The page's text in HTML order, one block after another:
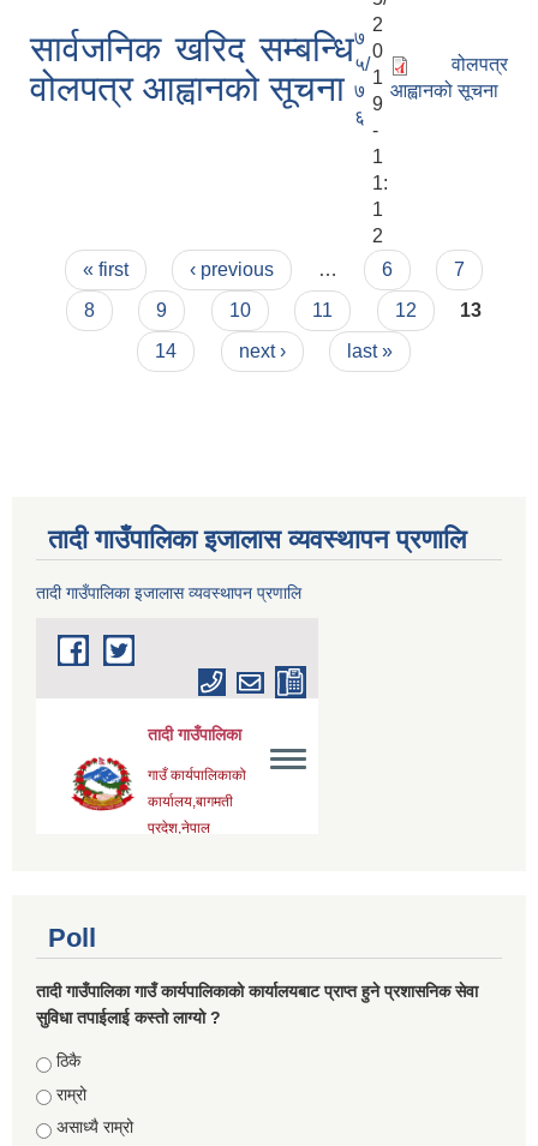
सार्वजनिक खरिद सम्बन्धि
वोलपत्र आह्वानको सूचना
७
५/
७
६
2
0
1
9
-
1
1:
1
2
वोलपत्र
आह्वानको सूचना
Pages
« first ‹ previous … 6
7
8
9 10 11 12
13
14
next › last »
तादी गाउँपालिका इजालास व्यवस्थापन प्रणालि
तादी गाउँपालिका इजालास व्यवस्थापन प्रणालि
Poll
तादी गाउँपालिका गाउँ कार्यपालिकाको कार्यालयबाट प्राप्त हुने प्रशासनिक सेवा
सुविधा तपाईलाई कस्तो लाग्यो ?
Choices
ठिकै
राम्रो
असाध्यै राम्रो